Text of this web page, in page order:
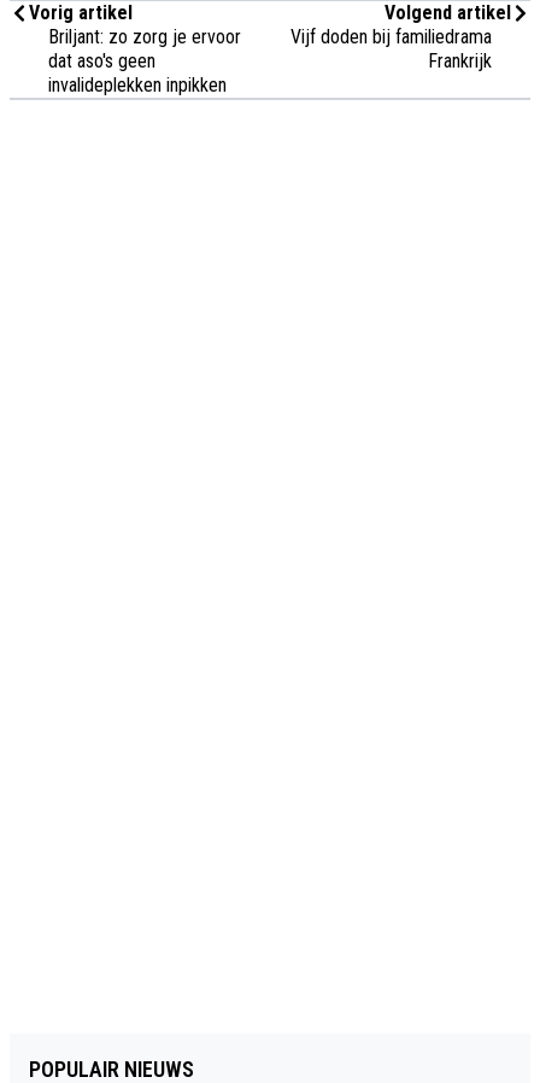
Vorig artikel
Briljant: zo zorg je ervoor
dat aso's geen
invalideplekken inpikken
Volgend artikel
Vijf doden bij familiedrama
Frankrijk
POPULAIR NIEUWS